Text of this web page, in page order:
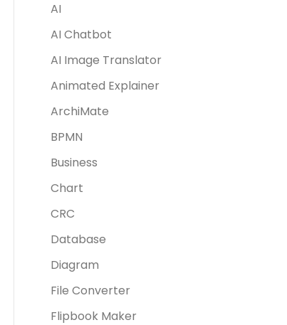
AI
AI Chatbot
AI Image Translator
Animated Explainer
ArchiMate
BPMN
Business
Chart
CRC
Database
Diagram
File Converter
Flipbook Maker